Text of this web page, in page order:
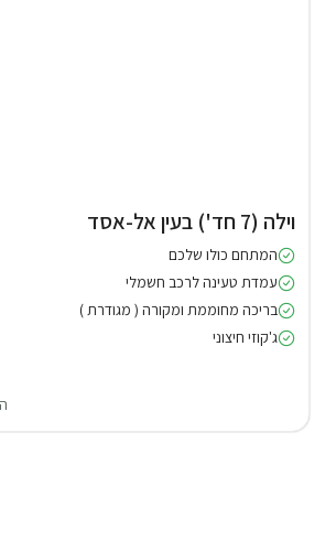
וילה (7 חד') בעין אל-אסד
המתחם כולו שלכם
עמדת טעינה לרכב חשמלי
בריכה מחוממת ומקורה ( מגודרת )
ג'קוזי חיצוני